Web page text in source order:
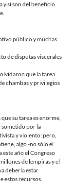
y si son del beneficio
público y muchas
de disputas viscerales
que la tarea
chambas y privilegios
su tarea es enorme,
sometido por la
y violento; pero,
algo -no sólo el
año el Congreso
de lempiras y el
debería estar
estos recursos.